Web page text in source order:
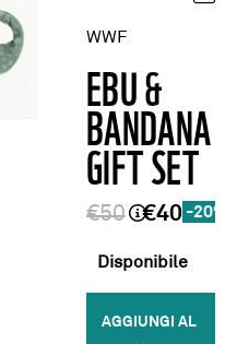
WWF
EBU &
BANDANA
GIFT SET
€50 €40 -20%
Disponibile
AGGIUNGI AL